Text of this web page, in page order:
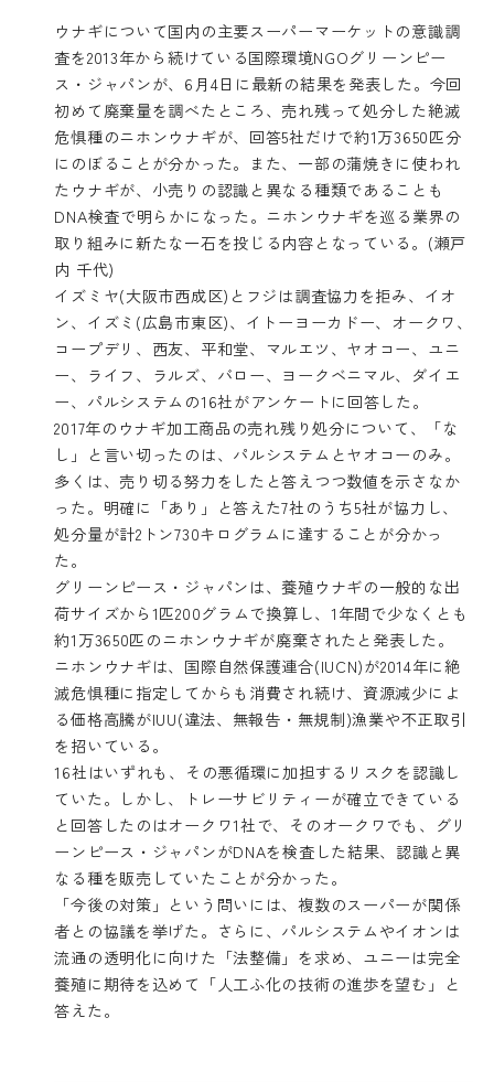
ウナギについて国内の主要スーパーマーケットの意識調
査を2013年から続けている国際環境NGOグリーンピー
ス・ジャパンが、6月4日に最新の結果を発表した。今回
初めて廃棄量を調べたところ、売れ残って処分した絶滅
危惧種のニホンウナギが、回答5社だけで約1万3650匹分
にのぼることが分かった。また、一部の蒲焼きに使われ
たウナギが、小売りの認識と異なる種類であることも
DNA検査で明らかになった。ニホンウナギを巡る業界の
取り組みに新たな一石を投じる内容となっている。(瀬戸
内 千代)
イズミヤ(大阪市西成区)とフジは調査協力を拒み、イオ
ン、イズミ(広島市東区)、イトーヨーカドー、オークワ、
コープデリ、西友、平和堂、マルエツ、ヤオコー、ユニ
ー、ライフ、ラルズ、バロー、ヨークベニマル、ダイエ
ー、パルシステムの16社がアンケートに回答した。
2017年のウナギ加工商品の売れ残り処分について、「な
し」と言い切ったのは、パルシステムとヤオコーのみ。
多くは、売り切る努力をしたと答えつつ数値を示さなか
った。明確に「あり」と答えた7社のうち5社が協力し、
処分量が計2トン730キログラムに達することが分かっ
た。
グリーンピース・ジャパンは、養殖ウナギの一般的な出
荷サイズから1匹200グラムで換算し、1年間で少なくとも
約1万3650匹のニホンウナギが廃棄されたと発表した。
ニホンウナギは、国際自然保護連合(IUCN)が2014年に絶
滅危惧種に指定してからも消費され続け、資源減少によ
る価格高騰がIUU(違法、無報告・無規制)漁業や不正取引
を招いている。
16社はいずれも、その悪循環に加担するリスクを認識し
ていた。しかし、トレーサビリティーが確立できている
と回答したのはオークワ1社で、そのオークワでも、グリ
ーンピース・ジャパンがDNAを検査した結果、認識と異
なる種を販売していたことが分かった。
「今後の対策」という問いには、複数のスーパーが関係
者との協議を挙げた。さらに、パルシステムやイオンは
流通の透明化に向けた「法整備」を求め、ユニーは完全
養殖に期待を込めて「人工ふ化の技術の進歩を望む」と
答えた。